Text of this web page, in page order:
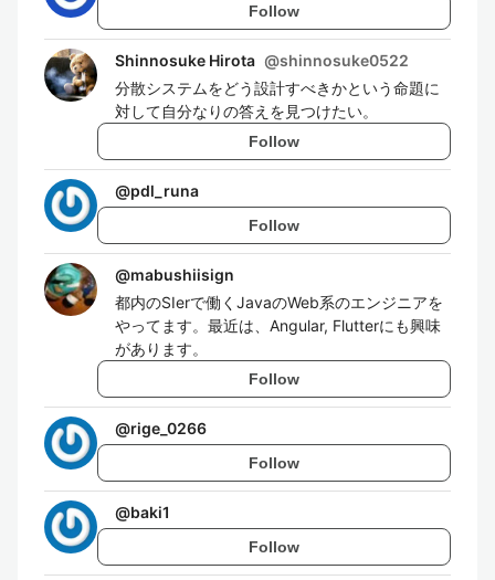
Follow
Shinnosuke Hirota @shinnosuke0522
分散システムをどう設計すべきかという命題に
対して自分なりの答えを見つけたい。
Follow
@pdl_runa
Follow
@mabushiisign
都内のSIerで働くJavaのWeb系のエンジニアを
やってます。最近は、Angular, Flutterにも興味
があります。
Follow
@rige_0266
Follow
@baki1
Follow